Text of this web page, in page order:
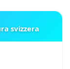
svizzera